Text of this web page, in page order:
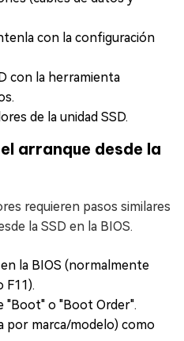
con la configuración
con la herramienta
de la unidad SSD.
arranque desde la
requieren pasos similares
la SSD en la BIOS.
la BIOS (normalmente
F11).
"Boot" o "Boot Order".
por marca/modelo) como